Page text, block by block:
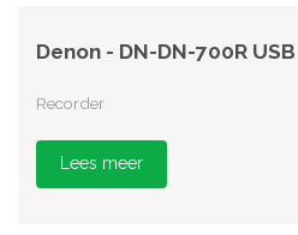
Denon - DN-DN-700R
Recorder
Lees meer